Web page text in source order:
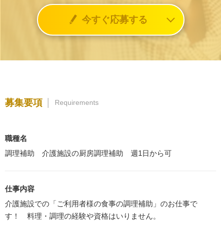
今すぐ応募する
募集要項 Requirements
職種名
調理補助 介護施設の厨房調理補助 週1日から可
仕事内容
介護施設での「ご利用者様の食事の調理補助」のお仕事で
す！ 料理・調理の経験や資格はいりません。